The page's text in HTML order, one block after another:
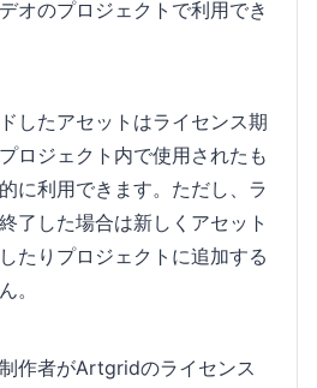
オのプロジェクトで利用でき
したアセットはライセンス期
ロジェクト内で使用されたも
に利用できます。ただし、ラ
了した場合は新しくアセット
たりプロジェクトに追加する
。
作者がArtgridのライセンス